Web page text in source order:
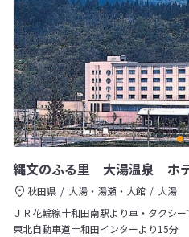
縄文のふる里 大湯温泉 ホ
秋田県 大湯・湯瀬・大館
大湯
ＪＲ花輪線十和田南駅より車・タクシ
東北自動車道十和田インターより15分